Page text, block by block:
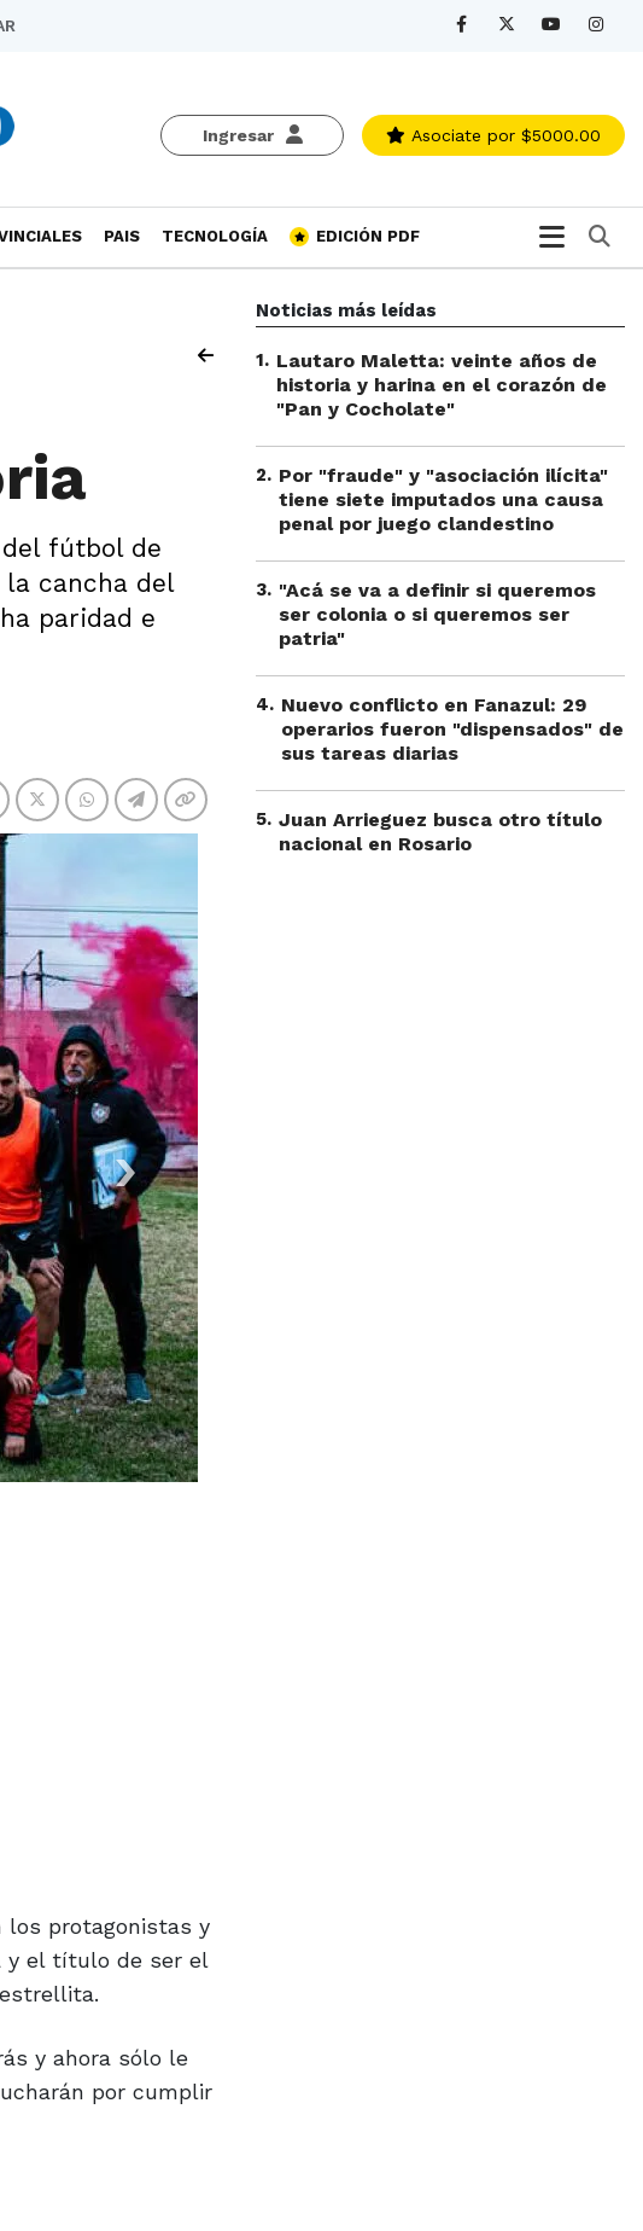
Ingresar Asociate por $5000.00
PAIS TECNOLOGÍA EDICIÓN PDF
fútbol de
la cancha del
paridad e
y el título de ser el
por cumplir
Noticias más leídas
1. Lautaro Maletta: veinte años de
historia y harina en el corazón de
"Pan y Cocholate"
2. Por "fraude" y "asociación ilícita"
tiene siete imputados una causa
penal por juego clandestino
3. "Acá se va a definir si queremos
ser colonia o si queremos ser
patria"
4. Nuevo conflicto en Fanazul: 29
operarios fueron "dispensados" de
sus tareas diarias
5. Juan Arrieguez busca otro título
nacional en Rosario